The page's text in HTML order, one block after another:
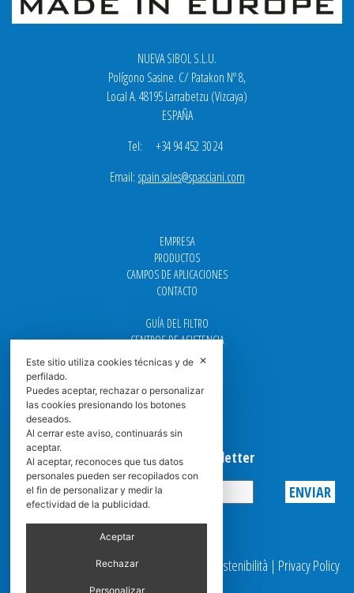
NUEVA SIBOL S.L.U.
Polígono Sasine. C/ Patakon Nº 8,
Local A. 48195 Larrabetzu (Vizcaya)
ESPAÑA
Tel: +34 94 452 30 24
Email: spain.sales@spasciani.com
EMPRESA
PRODUCTOS
CAMPOS DE APLICACIONES
CONTACTO
GUÍA DEL FILTRO
CENTROS DE ASISTENCIA
DOWNLOAD
NEWS
FAQ
CARRERA
Suscribirse a la Newsletter
Privacy
© 2025 Spasciani |Codice Etico Report Sostenibilità | Privacy Policy
✕
Este sitio utiliza cookies técnicas y de
perfilado.
Puedes aceptar, rechazar o personalizar
las cookies presionando los botones
deseados.
Al cerrar este aviso, continuarás sin
aceptar.
Al aceptar, reconoces que tus datos
personales pueden ser recopilados con
el fin de personalizar y medir la
efectividad de la publicidad.
Aceptar
Rechazar
Personalizar